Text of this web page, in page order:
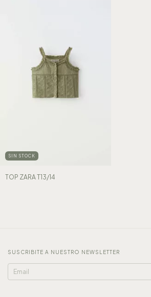
SIN STOCK
TOP ZARA T13/14
SUSCRIBITE A NUESTRO NEWSLETTER